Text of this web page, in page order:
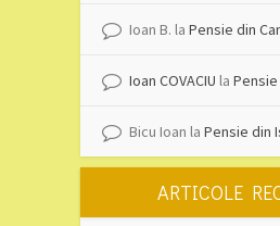
Ioan B. la Pensie din
Ioan COVACIU la
Bicu Ioan la Pensie din
ARTICOLE